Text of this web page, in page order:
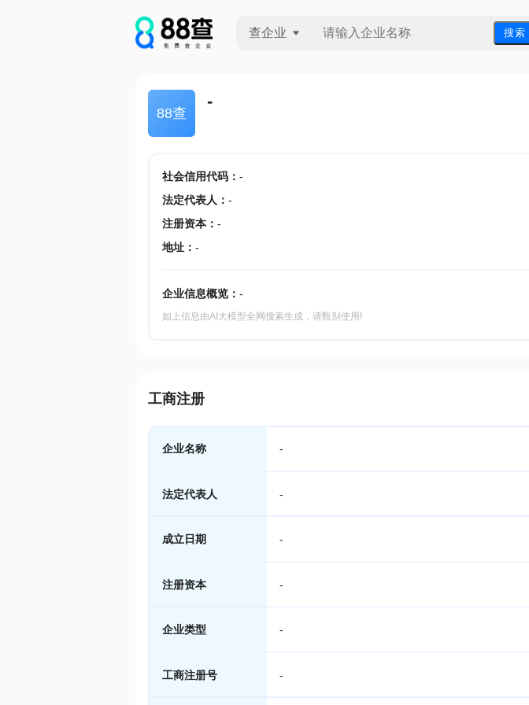
查企业 搜 索
88查
-
社会信用代码： -
法定代表人 ： -
注册资本： -
地址： -
企业信息概览： -
如上信息由AI大模型全网搜索生成，请甄别使用!
工商注册
企业名称 -
法定代表人 -
成立日期 -
注册资本 -
企业类型 -
工商注册号 -